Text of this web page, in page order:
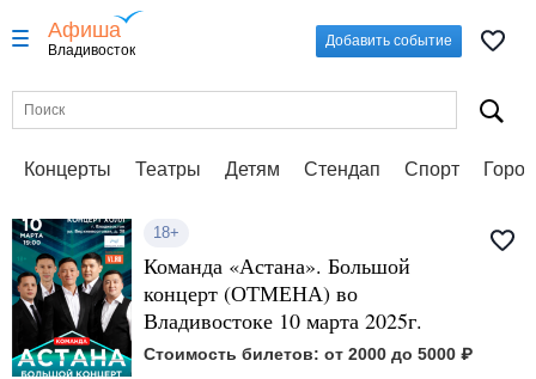
Афиша
Владивосток
Добавить событие
Концерты Театры Детям Стендап Спорт
18+
Команда «Астана». Большой
концерт (ОТМЕНА) во
Владивостоке 10 марта 2025г.
Стоимость билетов: от 2000 до 5000 ₽